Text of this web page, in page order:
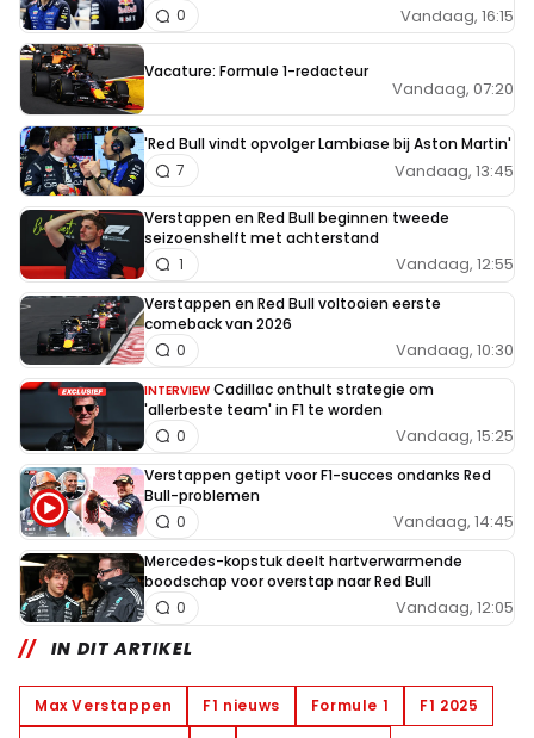
Vandaag, 16:15
0
Vacature: Formule 1-redacteur
Vandaag, 07:20
'Red Bull vindt opvolger Lambiase bij Aston Martin'
Vandaag, 13:45
7
Verstappen en Red Bull beginnen tweede
seizoenshelft met achterstand
Vandaag, 12:55
1
Verstappen en Red Bull voltooien eerste
comeback van 2026
Vandaag, 10:30
0
INTERVIEW Cadillac onthult strategie om
'allerbeste team' in F1 te worden
Vandaag, 15:25
0
Verstappen getipt voor F1-succes ondanks Red
Bull-problemen
Vandaag, 14:45
0
Mercedes-kopstuk deelt hartverwarmende
boodschap voor overstap naar Red Bull
Vandaag, 12:05
0
IN DIT ARTIKEL
Max Verstappen F1 nieuws Formule 1
F1 2025